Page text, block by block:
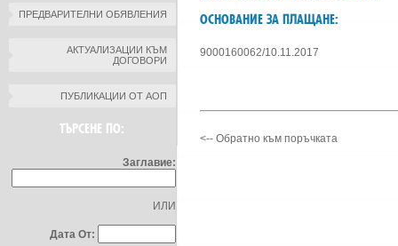
ПРЕДВАРИТЕЛНИ ОБЯВЛЕНИЯ
АКТУАЛИЗАЦИИ КЪМ
ДОГОВОРИ
ПУБЛИКАЦИИ ОТ АОП
ТЪРСЕНЕ ПО:
Заглавие:
ИЛИ
Дата От:
ОСНОВАНИЕ ЗА ПЛАЩАНЕ:
9000160062/10.11.2017
<-- Обратно към поръчката